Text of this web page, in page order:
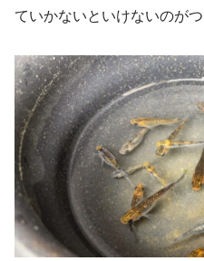
ていかないといけないのが